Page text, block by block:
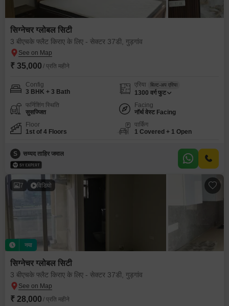
सिग्नेचर ग्लोबल सिटी
3 बीएचके फ्लैट किराए के लिए - सेक्टर 37डी, गुड़गांव
₹ 35,000 / प्रति महीने
Config
3 BHK + 3 Bath
एरिया बिल्ट-अप एरिया
1300 वर्ग फुट
फर्निशिंग स्थिति
सुसज्जित
Facing
नॉर्थ वेस्ट Facing
Floor
1st of 4 Floors
पार्किंग
1 Covered + 1 Open
S सय्यद ताहिर जमाल
7 विडियो
नया
सिग्नेचर ग्लोबल सिटी
3 बीएचके फ्लैट किराए के लिए - सेक्टर 37डी, गुड़गांव
₹ 28,000 / प्रति महीने